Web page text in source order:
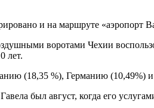
и на маршруте
воротами Чехии
лет.
(18,35 %), Германию (10,49%)
был август, когда его